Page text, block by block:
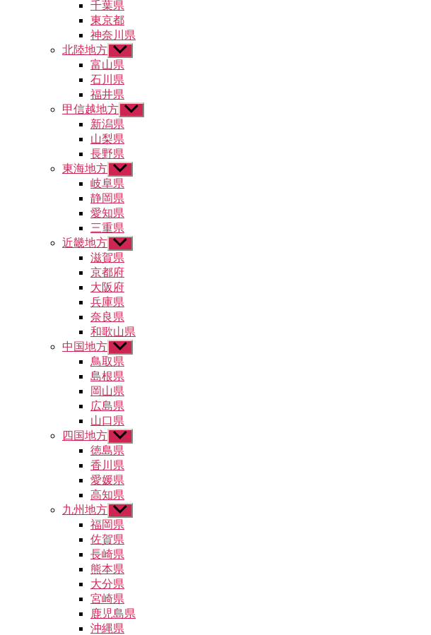
を
表
示
千葉県
東京都
神奈川県
北陸地方 サ
ブ
メ
ニ
ュ
ー
を
表
示
富山県
石川県
福井県
甲信越地方 サ
ュ
ー
を
表
新潟県
山梨県
長野県
東海地方 サ
ブ
メ
ニ
ュ
ー
を
表
示
岐阜県
静岡県
愛知県
三重県
近畿地方 サ
ブ
メ
ニ
ュ
ー
を
表
示
滋賀県
京都府
大阪府
兵庫県
奈良県
和歌山県
中国地方 サ
ブ
メ
ニ
ュ
ー
を
表
示
鳥取県
島根県
岡山県
広島県
山口県
四国地方 サ
ブ
メ
ニ
ュ
ー
を
表
示
徳島県
香川県
愛媛県
高知県
九州地方 サ
ブ
メ
ニ
ュ
ー
を
表
示
福岡県
佐賀県
長崎県
熊本県
大分県
宮崎県
鹿児島県
沖縄県